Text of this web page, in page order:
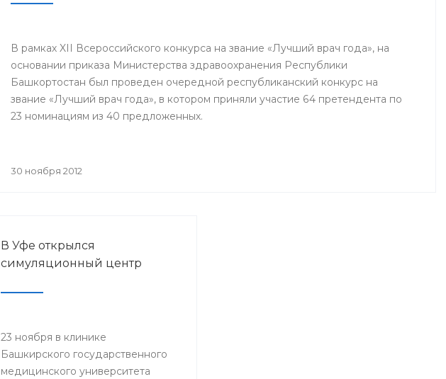
В рамках XII Всероссийского конкурса на звание «Лучший врач года», на
основании приказа Министерства здравоохранения Республики
Башкортостан был проведен очередной республиканский конкурс на
звание «Лучший врач года», в котором приняли участие 64 претендента по
23 номинациям из 40 предложенных.
30 ноября 2012
В Уфе открылся
симуляционный центр
23 ноября в клинике
Башкирского государственного
медицинского университета